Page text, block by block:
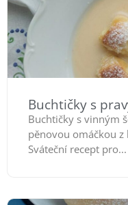
Buchtičky s
Buchtičky s vinným
pěnovou omáčkou
Sváteční recept pro...